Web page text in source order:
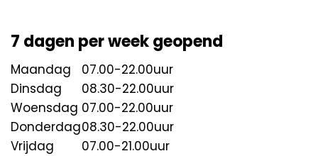
7 dagen per week geopend
Maandag 07.00-22.00
Dinsdag
08.30-22.00
Woensdag 07.00-22.00
Donderdag08.30-22.00
Vrijdag
07.00-21.00